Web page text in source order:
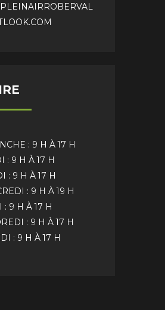
: 9 H À 17 H
: 9 H À 17 H
: 9 H À 17 H
: 9 H À 19 H
: 9 H À 17 H
: 9 H À 17 H
: 9 H À 17 H